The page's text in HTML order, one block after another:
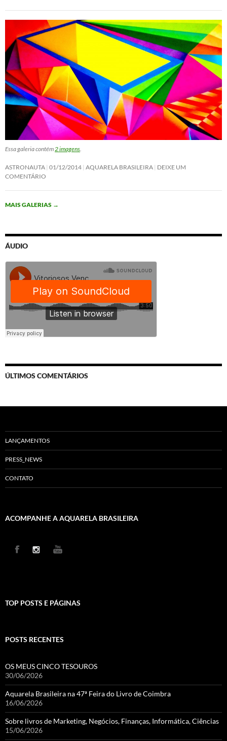
Essa galeria contém2 imagens.
ASTRONAUTA 01/12/2014 AQUARELA BRASILEIRA DEIXE UM
COMENTÁRIO
MAIS GALERIAS →
ÁUDIO
ÚLTIMOS COMENTÁRIOS
LANÇAMENTOS
PRESS_NEWS
CONTATO
ACOMPANHE A AQUARELA BRASILEIRA
TOP POSTS E PÁGINAS
POSTS RECENTES
OS MEUS CINCO TESOUROS
30/06/2026
Aquarela Brasileira na 47ª Feira do Livro de Coimbra
16/06/2026
Sobre livros de Marketing, Negócios, Finanças, Informática, Ciências
15/06/2026